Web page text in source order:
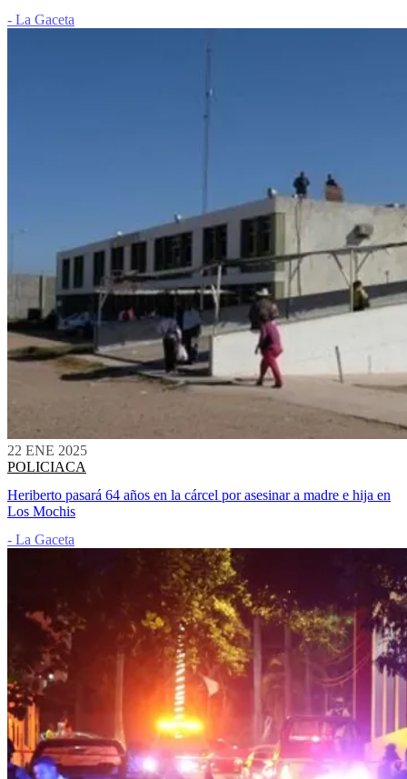
- La Gaceta
22 ENE 2025
POLICIACA
Heriberto pasará 64 años en la cárcel por asesinar a madre e hija en
Los Mochis
- La Gaceta